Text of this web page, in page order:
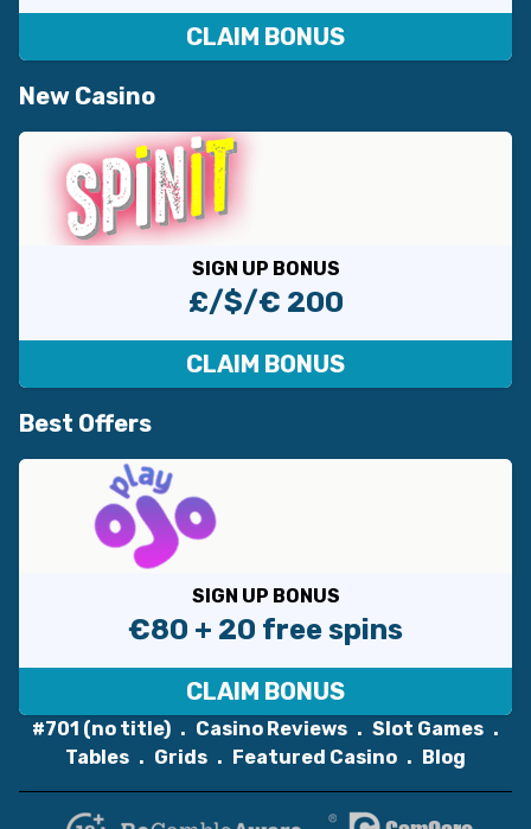
CLAIM BONUS
New Casino
SIGN UP BONUS
£/$/€ 200
CLAIM BONUS
Best Offers
SIGN UP BONUS
€80 + 20 free spins
CLAIM BONUS
#701 (no title) Casino Reviews
Slot Games
Tables
Grids Featured Casino Blog